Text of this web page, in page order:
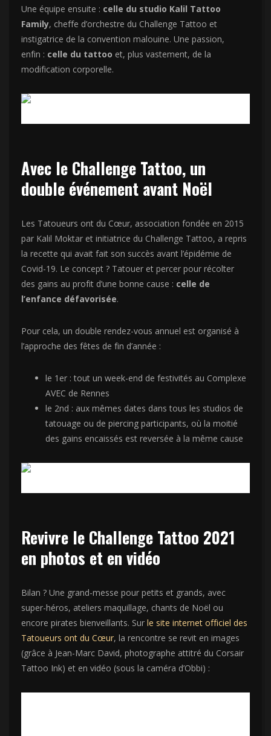
Une équipe ensuite : celle du studio Kalil Tattoo
Family, cheffe d’orchestre du Challenge Tattoo et
instigatrice de la convention malouine. Une passion,
enfin : celle du tattoo et, plus vastement, de la
modification corporelle.
Avec le Challenge Tattoo, un
double événement avant Noël
Les Tatoueurs ont du Cœur, association fondée en 2015
par Kalil Moktar et initiatrice du Challenge Tattoo, a repris
la recette qui avait fait son succès avant l’épidémie de
Covid-19. Le concept ? Tatouer et percer pour récolter
des gains au profit d’une bonne cause : celle de
l’enfance défavorisée.
Pour cela, un double rendez-vous annuel est organisé à
l’approche des fêtes de fin d’année :
le 1er : tout un week-end de festivités au Complexe
AVEC de Rennes
le 2nd : aux mêmes dates dans tous les studios de
tatouage ou de piercing participants, où la moitié
des gains encaissés est reversée à la même cause
Revivre le Challenge Tattoo 2021
en photos et en vidéo
Bilan ? Une grand-messe pour petits et grands, avec
super-héros, ateliers maquillage, chants de Noël ou
encore pirates bienveillants. Sur le site internet officiel des
Tatoueurs ont du Cœur, la rencontre se revit en images
(grâce à Jean-Marc David, photographe attitré du Corsair
Tattoo Ink) et en vidéo (sous la caméra d’Obbi) :